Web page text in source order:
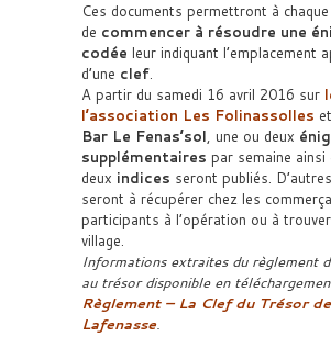
Ces documents permettront à
de commencer à résoudre une
codée leur indiquant l’emplacement
d’une clef.
A partir du samedi 16 avril 2016 sur
l’association Les Folinassolles
Bar Le Fenas’sol, une ou deux
supplémentaires par semaine ainsi
deux indices seront publiés.
seront à récupérer chez les
participants à l’opération ou à
village.
Informations extraites du règlement
au trésor disponible en
Règlement – La Clef du Trésor de
Lafenasse.